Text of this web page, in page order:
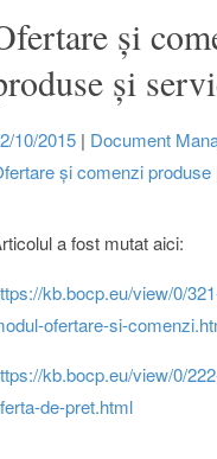
și
și
10/2015| Document
și comenzi produse
a fost mutat aici:
kb.bocp.eu/view/0/
ofertare-si-
kb.bocp.eu/view/0/
de-pret.html